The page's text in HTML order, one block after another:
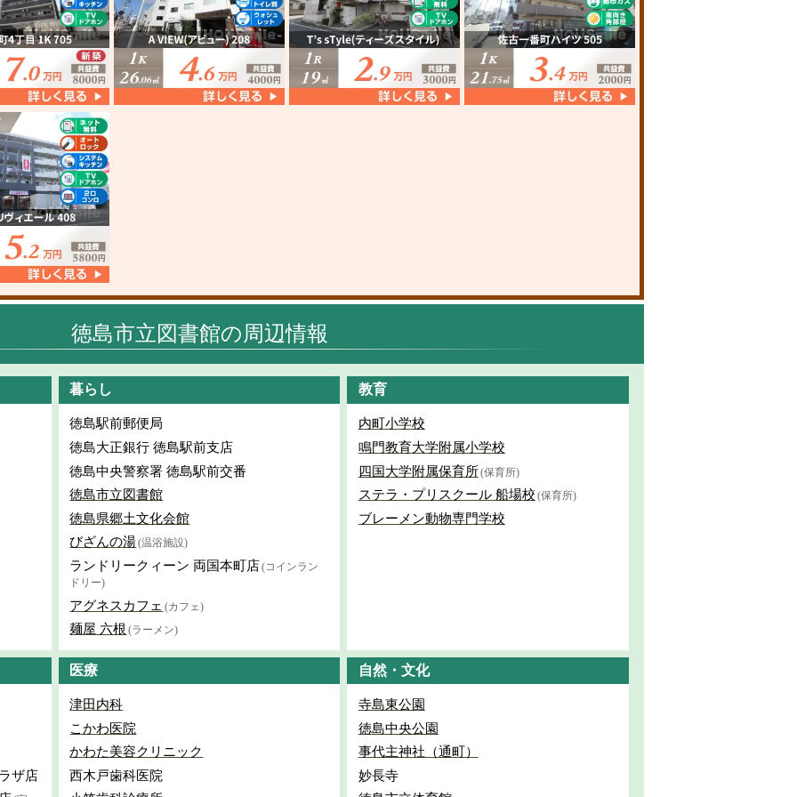
徳島市立図書館の周辺情報
暮らし
徳島駅前郵便局
徳島大正銀行 徳島駅前支店
徳島中央警察署 徳島駅前交番
徳島市立図書館
徳島県郷土文化会館
びざんの湯(温浴施設)
ランドリークィーン 両国本町店(コインラン
ドリー)
アグネスカフェ (カフェ)
麺屋 六根 (ラーメン)
教育
内町小学校
鳴門教育大学附属小学校
四国大学附属保育所(保育所)
ステラ・プリスクール 船場校 (保育所)
ブレーメン動物専門学校
ザ店
医療
津田内科
こかわ医院
かわた美容クリニック
西木戸歯科医院
自然・文化
寺島東公園
徳島中央公園
事代主神社（通町）
妙長寺